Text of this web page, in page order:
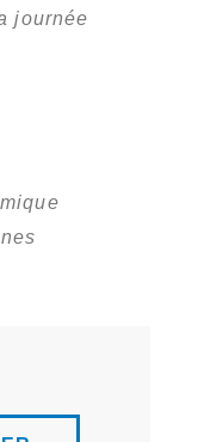
journée